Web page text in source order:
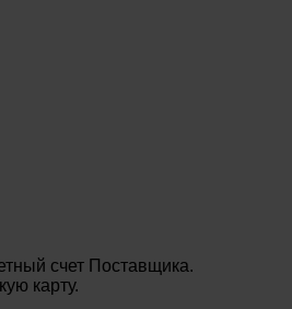
счет Поставщика.
карту.